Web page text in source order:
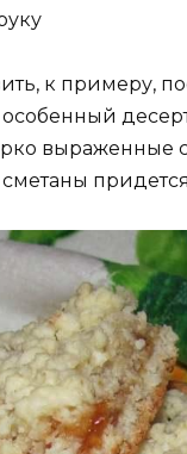
к примеру,
придется